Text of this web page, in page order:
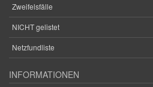
Zweifelsfälle
NICHT gelistet
Netzfundliste
INFORMATIONEN